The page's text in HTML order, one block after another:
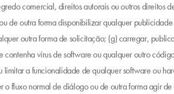
comercial, direitos autorais ou outros direitos
de outra forma disponibilizar qualquer
outra forma de solicitação; (g) carregar,
vírus de software ou qualquer outro
limitar a funcionalidade de qualquer software ou
fluxo normal de diálogo ou de outra forma agir